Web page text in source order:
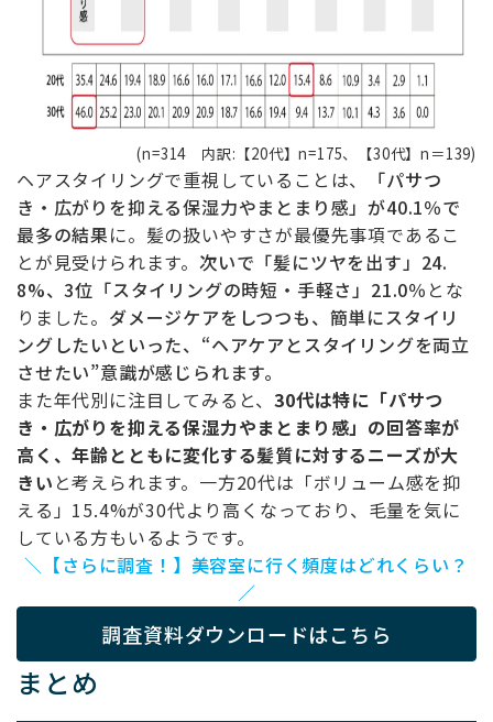
(n=314 内訳:【20代】n=175、【30代】n＝139)
ヘアスタイリングで重視していることは、
「パサつ
き・広がりを抑える保湿力やまとまり感」が40.1％で
最多の結果に。髪の扱いやすさが最優先事項であるこ
とが見受けられます。 次いで「髪にツヤを出す」24.
8%、3位「スタイリングの時短・手軽さ」21.0％ とな
りました。 ダメージケアをしつつも、簡単にスタイリ
ングしたいといった、“ヘアケアとスタイリングを両立
させたい”意識が感じられます。
また年代別に注目してみると、30代は特に「パサつ
き・広がりを抑える保湿力やまとまり感」の回答率が
高く、年齢とともに変化する髪質に対するニーズが大
きい と考えられます。一方20代は「ボリューム感を抑
える」15.4%が30代より高くなっており、毛量を気に
している方もいるようです。
＼【さらに調査！】美容室に行く頻度はどれくらい？
／
調査資料ダウンロードはこちら
まとめ